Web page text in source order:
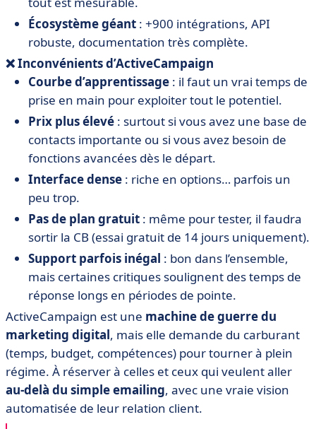
Écosystème géant : +900 intégrations, API
robuste, documentation très complète.
❌ Inconvénients d’ActiveCampaign
Courbe d’apprentissage : il faut un vrai temps de
prise en main pour exploiter tout le potentiel.
Prix plus élevé : surtout si vous avez une base de
contacts importante ou si vous avez besoin de
fonctions avancées dès le départ.
Interface dense : riche en options… parfois un
peu trop.
Pas de plan gratuit : même pour tester, il faudra
sortir la CB (essai gratuit de 14 jours uniquement).
Support parfois inégal : bon dans l’ensemble,
mais certaines critiques soulignent des temps de
réponse longs en périodes de pointe.
ActiveCampaign est une machine de guerre du
marketing digital, mais elle demande du carburant
(temps, budget, compétences) pour tourner à plein
régime. À réserver à celles et ceux qui veulent aller
au-delà du simple emailing, avec une vraie vision
automatisée de leur relation client.